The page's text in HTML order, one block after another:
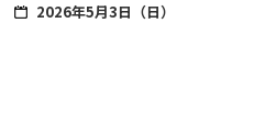
2026年5月3日（日）